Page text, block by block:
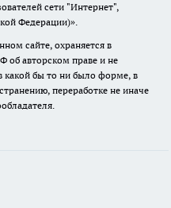
сети "Интернет",
Федерации)».
сайте, охраняется в
об авторском праве и не
какой бы то ни было форме, в
переработке не иначе